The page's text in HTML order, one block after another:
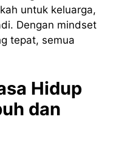
untuk keluarga,
Dengan mindset
tepat, semua
Hidup
dan